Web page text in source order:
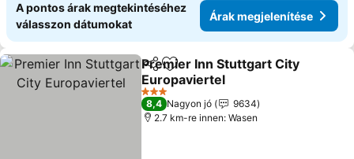
A pontos árak megtekintéséhez
válasszon dátumokat
Árak megjelenítése
Megosztás
Hozzáadás a kedvencekhez
Premier Inn Stuttgart City
Europaviertel
3 Kategória
8,4 Nagyon jó
9634
2.7 km-re innen: Wasen